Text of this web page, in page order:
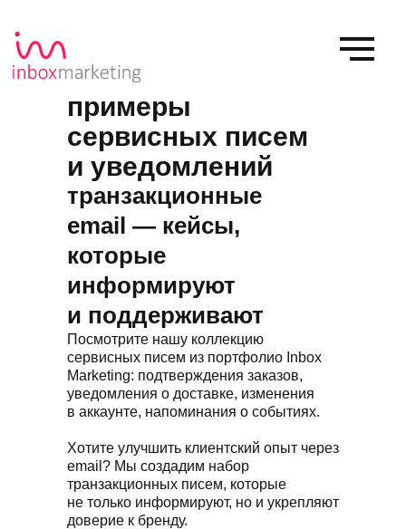
примеры
сервисных писем
и уведомлений
транзакционные
email — кейсы,
которые
информируют
и поддерживают
Посмотрите нашу коллекцию
сервисных писем из портфолио Inbox
Marketing: подтверждения заказов,
уведомления о доставке, изменения
в аккаунте, напоминания о событиях.
Хотите улучшить клиентский опыт через
email? Мы создадим набор
транзакционных писем, которые
не только информируют, но и укрепляют
доверие к бренду.